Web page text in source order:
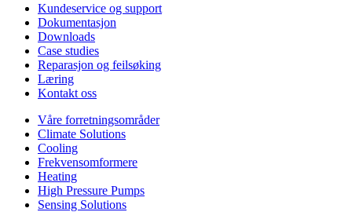
Kundeservice og support
Dokumentasjon
Downloads
Case studies
Reparasjon og feilsøking
Læring
Kontakt oss
Våre forretningsområder
Climate Solutions
Cooling
Frekvensomformere
Heating
High Pressure Pumps
Sensing Solutions